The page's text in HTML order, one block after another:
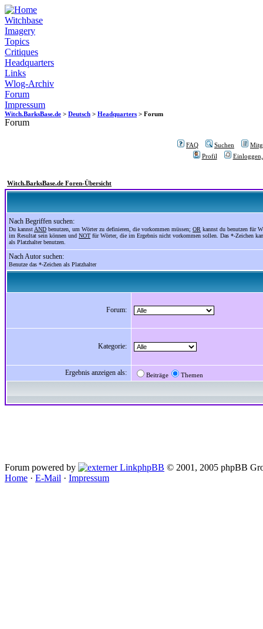
Witchbase
Imagery
Topics
Critiques
Headquarters
Links
Wlog-Archiv
Forum
Impressum
Witch.BarksBase.de > Deutsch > Headquarters > Forum
Forum
FAQ Suchen
Profil
Witch.BarksBase.de Foren-Übersicht
Nach Begriffen suchen:
Du kannst AND benutzen, um Wörter zu definieren, die vorkommen müssen; OR kannst du benutzen für
im Resultat sein können und NOT für Wörter, die im Ergebnis nicht vorkommen sollen. Das *-Zeichen
als Platzhalter benutzen.
Nach Autor suchen:
Benutze das *-Zeichen als Platzhalter
Forum:
Kategorie:
Ergebnis anzeigen als: Beiträge Themen
Forum powered by phpBB © 2001, 2005 phpBB
Home · E-Mail · Impressum